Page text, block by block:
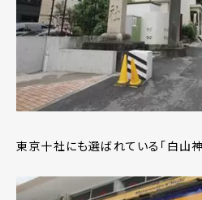
東京十社にも選ばれている「白山神